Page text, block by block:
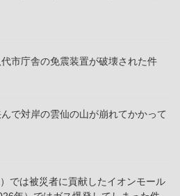
市庁舎の免震装置が破壊された件
で対岸の雲仙の山が崩れてかかって
では被災者に貢献したイオンモール